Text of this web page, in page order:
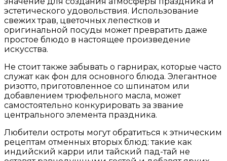
эстетического удовольствия. Использование
свежих трав, цветочных лепестков и
оригинальной посуды может превратить даже
простое блюдо в настоящее произведение
искусства.
Не стоит также забывать о гарнирах, которые часто
служат как фон для основного блюда. Элегантное
ризотто, приготовленное со шпинатом или
добавлением трюфельного масла, может
самостоятельно конкурировать за звание
центрального элемента праздника.
Любители остроты могут обратиться к этническим
рецептам отменных вторых блюд: такие как
индийский карри или тайский пад-тай не